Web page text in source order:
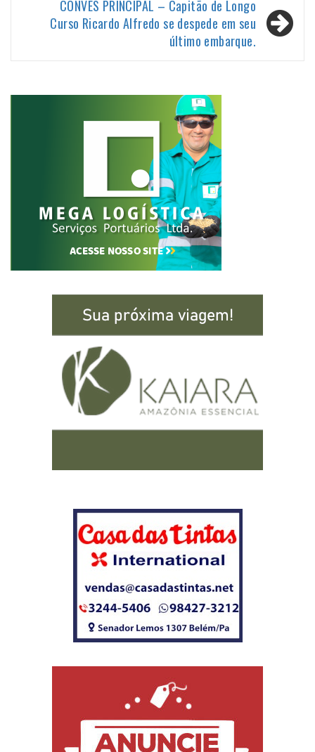
CONVÉS PRINCIPAL – Capitão de Longo
Curso Ricardo Alfredo se despede em seu
último embarque.